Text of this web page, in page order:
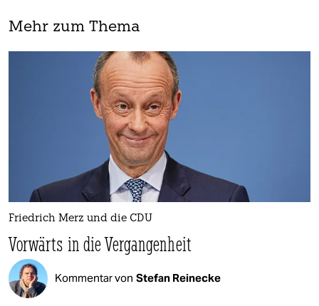
Mehr zum Thema
Friedrich Merz und die CDU
Vorwärts in die Vergangenheit
Kommentar von Stefan Reinecke